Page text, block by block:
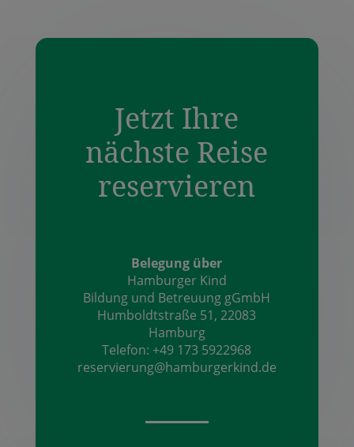
Jetzt Ihre
nächste Reise
reservieren
Belegung über
Hamburger Kind
Bildung und Betreuung gGmbH
Humboldtstraße 51, 22083
Hamburg
Telefon: +49 173 5922968
reservierung@hamburgerkind.de